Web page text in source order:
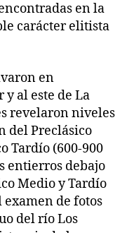
en la
carácter elitista
en
al este de La
revelaron niveles
del Preclásico
Tardío (600-900
entierros debajo
Medio y Tardío
examen de fotos
del río Los